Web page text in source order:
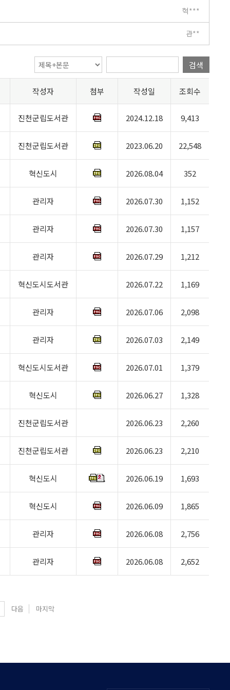
혁***
관**
검색
작성자 첨부 작성일 조회수
진천군립도서관 2024.12.18 9,413
진천군립도서관 2023.06.20 22,548
혁신도시 2026.08.04 352
관리자 2026.07.30 1,152
관리자 2026.07.30 1,157
관리자 2026.07.29 1,212
혁신도시도서관 2026.07.22 1,169
관리자 2026.07.06 2,098
관리자 2026.07.03 2,149
혁신도시도서관 2026.07.01 1,379
혁신도시 2026.06.27 1,328
진천군립도서관 2026.06.23 2,260
진천군립도서관 2026.06.23 2,210
혁신도시 2026.06.19 1,693
혁신도시 2026.06.09 1,865
관리자 2026.06.08 2,756
관리자 2026.06.08 2,652
다음 마지막